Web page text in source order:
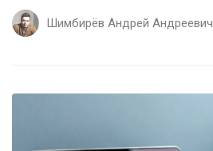
Шимбирёв Андрей Андреевич